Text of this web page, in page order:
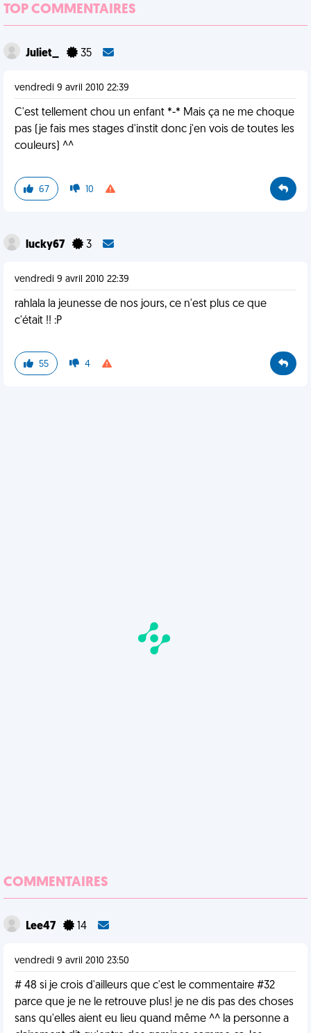
TOP COMMENTAIRES
Juliet_ 35
vendredi 9 avril 2010 22:39
C'est tellement chou un enfant *-* Mais ça ne me choque
pas (je fais mes stages d'instit donc j'en vois de toutes les
couleurs) ^^
67 10
lucky67 3
vendredi 9 avril 2010 22:39
rahlala la jeunesse de nos jours, ce n'est plus ce que
c'était !! :P
55 4
COMMENTAIRES
Lee47 14
vendredi 9 avril 2010 23:50
# 48 si je crois d'ailleurs que c'est le commentaire #32
parce que je ne le retrouve plus! je ne dis pas des choses
sans qu'elles aient eu lieu quand même ^^ la personne a